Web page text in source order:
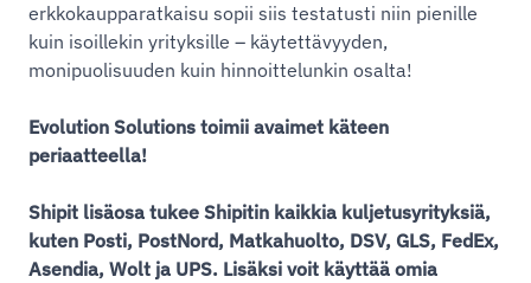
erkkokaupparatkaisu sopii siis testatusti niin pienille
kuin isoillekin yrityksille – käytettävyyden,
monipuolisuuden kuin hinnoittelunkin osalta!
Evolution Solutions toimii avaimet käteen
periaatteella!
Shipit lisäosa tukee Shipitin kaikkia kuljetusyrityksiä,
kuten Posti, PostNord, Matkahuolto, DSV, GLS, FedEx,
Asendia, Wolt ja UPS. Lisäksi voit käyttää omia